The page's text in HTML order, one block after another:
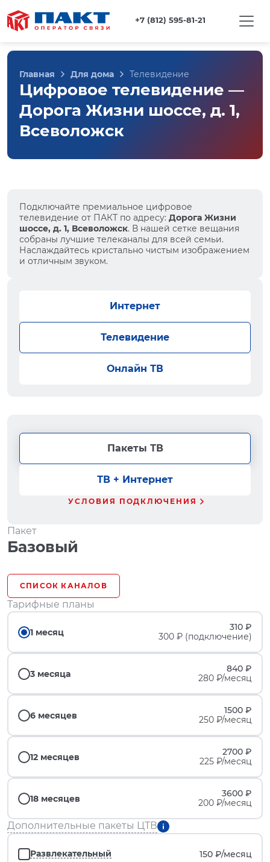
+7 (812) 595-81-21
Главная Для дома Телевидение
Цифровое телевидение —
Дорога Жизни шоссе, д. 1,
Всеволожск
Подключайте премиальное цифровое
телевидение от ПАКТ по адресу: Дорога Жизни
шоссе, д. 1, Всеволожск. В нашей сетке вещания
собраны лучшие телеканалы для всей семьи.
Наслаждайтесь кристально чистым изображением
и отличным звуком.
Интернет
Телевидение
Онлайн ТВ
Пакеты ТВ
ТВ + Интернет
УСЛОВИЯ ПОДКЛЮЧЕНИЯ
Пакет
Базовый
СПИСОК КАНАЛОВ
Тарифные планы
1 месяц
310 ₽
300 ₽ (подключение)
3 месяца
840 ₽
280 ₽/месяц
6 месяцев
1500 ₽
250 ₽/месяц
12 месяцев
2700 ₽
225 ₽/месяц
18 месяцев
3600 ₽
200 ₽/месяц
Дополнительные пакеты ЦТВ
Развлекательный 150 ₽/месяц